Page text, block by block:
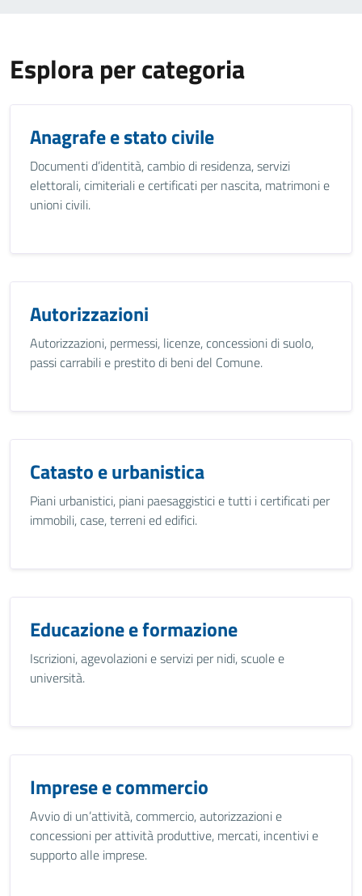
Esplora per categoria
Anagrafe e stato civile
Documenti d’identità, cambio di residenza, servizi
elettorali, cimiteriali e certificati per nascita, matrimoni e
unioni civili.
Autorizzazioni
Autorizzazioni, permessi, licenze, concessioni di suolo,
passi carrabili e prestito di beni del Comune.
Catasto e urbanistica
Piani urbanistici, piani paesaggistici e tutti i certificati per
immobili, case, terreni ed edifici.
Educazione e formazione
Iscrizioni, agevolazioni e servizi per nidi, scuole e
università.
Imprese e commercio
Avvio di un’attività, commercio, autorizzazioni e
concessioni per attività produttive, mercati, incentivi e
supporto alle imprese.